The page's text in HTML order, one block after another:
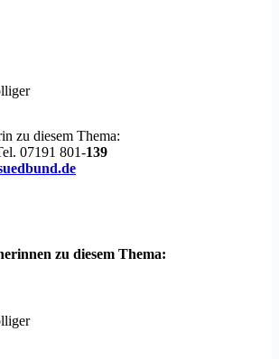
zu diesem Thema:
07191 801-139
zu diesem Thema: